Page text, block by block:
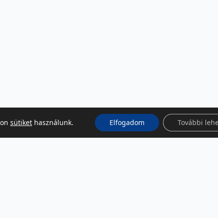
sütikethasználunk. Elfogadom További